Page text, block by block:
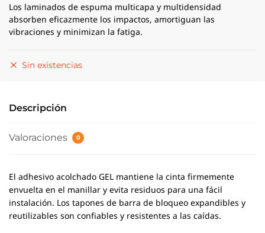
Los laminados de espuma multicapa y multidensidad
absorben eficazmente los impactos, amortiguan las
vibraciones y minimizan la fatiga.
Sin existencias
Descripción
Valoraciones 0
El adhesivo acolchado GEL mantiene la cinta firmemente
envuelta en el manillar y evita residuos para una fácil
instalación. Los tapones de barra de bloqueo expandibles y
reutilizables son confiables y resistentes a las caídas.